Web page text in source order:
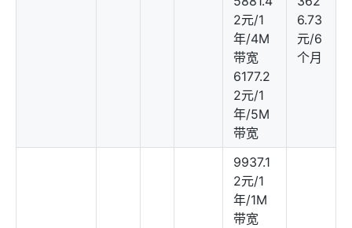
2元/1
年/4M
带宽
6177.2
2元/1
年/5M
带宽
6.73
元/6
个月
9937.1
2元/1
年/1M
带宽